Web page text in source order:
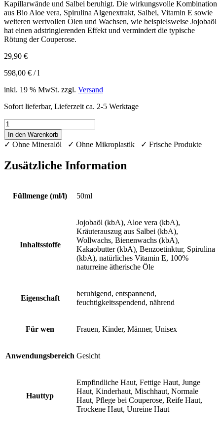
Kapillarwände und Salbei beruhigt. Die wirkungsvolle Kombination
aus Bio Aloe vera, Spirulina Algenextrakt, Salbei, Vitamin E sowie
weiteren wertvollen Ölen und Wachsen, wie beispielsweise Jojobaöl
hat einen adstringierenden Effekt und vermindert die typische
Rötung der Couperose.
29,90 €
598,00 € /l
inkl. 19 % MwSt. zzgl. Versand
Sofort lieferbar, Lieferzeit ca. 2-5 Werktage
Aloe
vera
Softcreme
Menge
In den Warenkorb
✓ Ohne Mineralöl ✓ Ohne Mikroplastik ✓ Frische Produkte
Zusätzliche Information
Füllmenge (ml/l) 50ml
Inhaltsstoffe
Jojobaöl (kbA), Aloe vera (kbA),
Kräuterauszug aus Salbei (kbA),
Wollwachs, Bienenwachs (kbA),
Kakaobutter (kbA), Benzoetinktur, Spirulina
(kbA), natürliches Vitamin E, 100%
naturreine ätherische Öle
Eigenschaft
beruhigend, entspannend,
feuchtigkeitsspendend, nährend
Für wen Frauen, Kinder, Männer, Unisex
Anwendungsbereich Gesicht
Hauttyp
Empfindliche Haut, Fettige Haut, Junge
Haut, Kinderhaut, Mischhaut, Normale
Haut, Pflege bei Couperose, Reife Haut,
Trockene Haut, Unreine Haut